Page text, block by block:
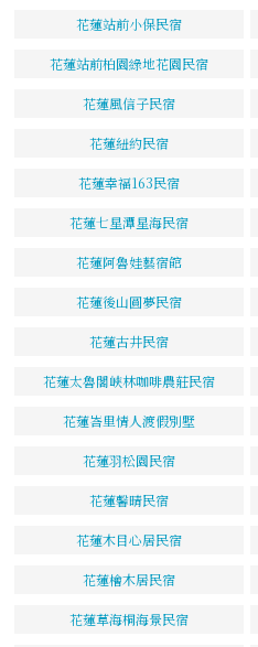
花蓮站前小保民宿
花蓮站前柏園綠地花園民宿
花蓮風信子民宿
花蓮紐約民宿
花蓮幸福163民宿
花蓮七星潭星海民宿
花蓮阿魯娃藝宿館
花蓮後山圓夢民宿
花蓮古井民宿
花蓮太魯閣峽林咖啡農莊民宿
花蓮峇里情人渡假別墅
花蓮羽松園民宿
花蓮馨晴民宿
花蓮木目心居民宿
花蓮檜木居民宿
花蓮草海桐海景民宿